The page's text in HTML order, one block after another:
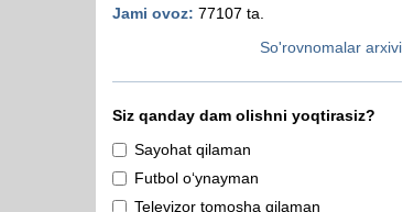
Jami ovoz: 77107 ta.
So'rovnomalar arxivi
Siz qanday dam olishni yoqtirasiz?
Sayohat qilaman
Futbol o‘ynayman
Televizor tomosha qilaman